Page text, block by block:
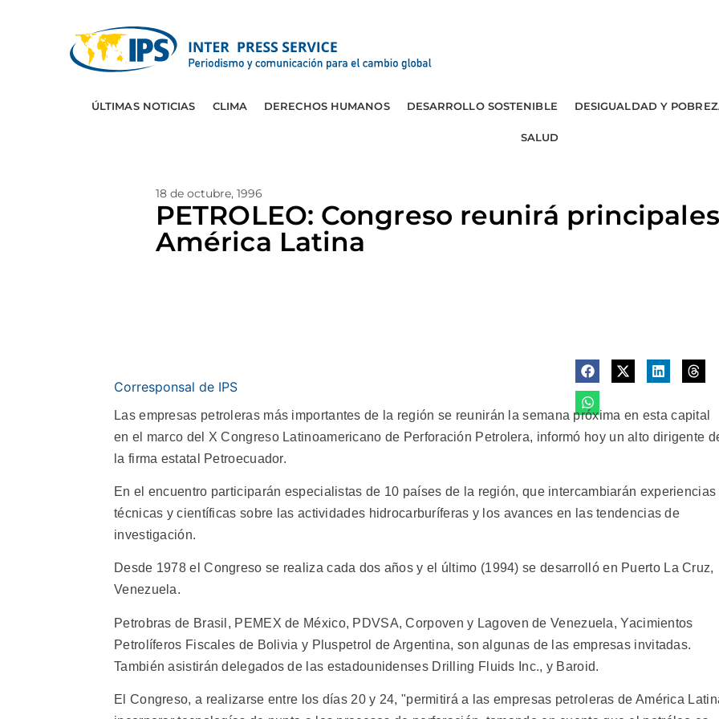
ÚLTIMAS NOTICIAS CLIMA DERECHOS HUMANOS DESARROLLO SOSTENIBLE DESIGUALDAD Y
SALUD
18 de octubre, 1996
PETROLEO: Congreso reunirá
América Latina
Corresponsal de IPS
Las empresas petroleras más importantes de la región se reunirán la semana próxima en esta capital
en el marco del X Congreso Latinoamericano de Perforación Petrolera, informó hoy un alto dirigente
la firma estatal Petroecuador.
En el encuentro participarán especialistas de 10 países de la región, que intercambiarán experiencias
técnicas y científicas sobre las actividades hidrocarburíferas y los avances en las tendencias de
investigación.
Desde 1978 el Congreso se realiza cada dos años y el último (1994) se desarrolló en Puerto La Cruz,
Venezuela.
Petrobras de Brasil, PEMEX de México, PDVSA, Corpoven y Lagoven de Venezuela, Yacimientos
Petrolíferos Fiscales de Bolivia y Pluspetrol de Argentina, son algunas de las empresas invitadas.
También asistirán delegados de las estadounidenses Drilling Fluids Inc., y Baroid.
El Congreso, a realizarse entre los días 20 y 24, "permitirá a las empresas petroleras de América